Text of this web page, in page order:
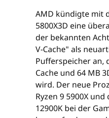
AMD kündigte mit
5800X3D eine
der bekannten
V-Cache" als
Pufferspeicher an,
Cache und 64 MB
wird. Der neue
Ryzen 9 5900X
12900K bei der